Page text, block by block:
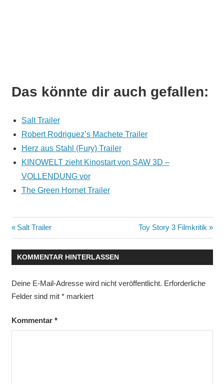
Das könnte dir auch gefallen:
Salt Trailer
Robert Rodriguez’s Machete Trailer
Herz aus Stahl (Fury) Trailer
KINOWELT zieht Kinostart von SAW 3D –
VOLLENDUNG vor
The Green Hornet Trailer
Beitragsnavigation
Vorheriger
Beitrag:
Salt Trailer
Nächster
Beitrag:
Toy Story 3 Filmkritik
KOMMENTAR HINTERLASSEN
Deine E-Mail-Adresse wird nicht veröffentlicht. Erforderliche
Felder sind mit *markiert
Kommentar *